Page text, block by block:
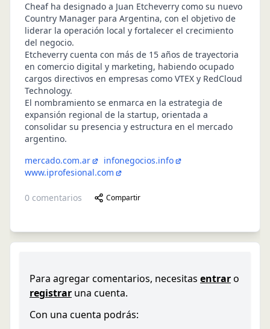
Cheaf ha designado a Juan Etcheverry como su nuevo
Country Manager para Argentina, con el objetivo de
liderar la operación local y fortalecer el crecimiento
del negocio.
Etcheverry cuenta con más de 15 años de trayectoria
en comercio digital y marketing, habiendo ocupado
cargos directivos en empresas como VTEX y RedCloud
Technology.
El nombramiento se enmarca en la estrategia de
expansión regional de la startup, orientada a
consolidar su presencia y estructura en el mercado
argentino.
mercado.com.ar
infonegocios.info
www.iprofesional.com
0 comentarios Compartir
Para agregar comentarios, necesitas entraro
registrar una cuenta.
Con una cuenta podrás: